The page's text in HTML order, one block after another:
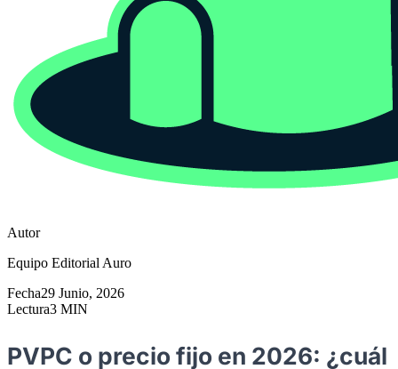
Autor
Equipo Editorial Auro
Fecha29 Junio, 2026
Lectura3 MIN
PVPC o precio fijo en 2026: ¿cuál